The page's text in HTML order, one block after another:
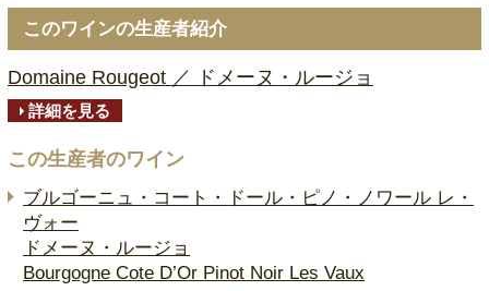
このワインの生産者紹介
Domaine Rougeot ／ ドメーヌ・ルージョ
詳細を見る
この生産者のワイン
ブルゴーニュ・コート・ドール・ピノ・ノワール レ・
ヴォー
ドメーヌ・ルージョ
Bourgogne Cote D’Or Pinot Noir Les Vaux